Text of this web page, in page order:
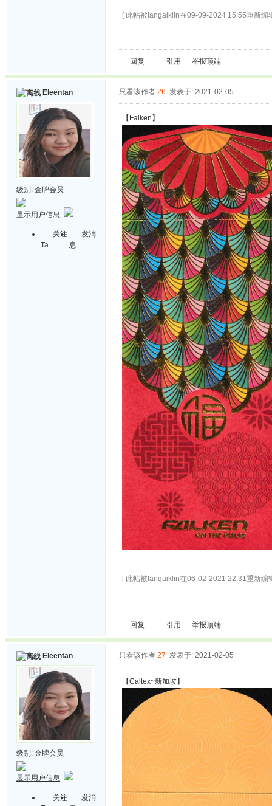
[ 此帖被tangaiklin在09-09-2024 15:55重新编
回复 引用 举报顶端
Eleentan
级别: 金牌会员
显示用户信息
关注
Ta
发消
息
只看该作者 26 发表于: 2021-02-05
【Falken】
[ 此帖被tangaiklin在06-02-2021 22:31重新编
回复 引用 举报顶端
Eleentan
级别: 金牌会员
显示用户信息
关注
发消
只看该作者 27 发表于: 2021-02-05
【Caltex~新加坡】